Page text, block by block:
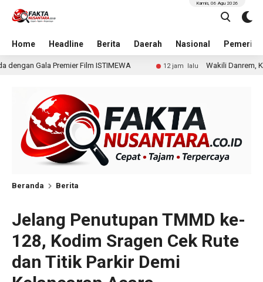
Home Headline Berita Daerah Nasional
Kamis, 06 Agu 2026
12 jam lalu Wakili Danrem, Kasrem 072/Pamungkas
Beranda Berita
Jelang Penutupan TMMD ke-
128, Kodim Sragen Cek Rute
dan Titik Parkir Demi